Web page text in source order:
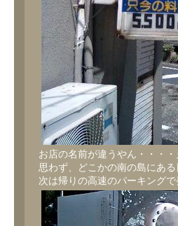
お店の名前が違うやん・・・・
思わず、どこかの南の島にあ
次は帰りの高速のパーキングで